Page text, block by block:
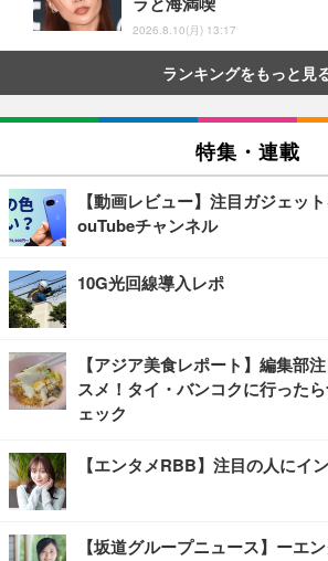
2026.8.10(月) 13:17
ランキングをもっと見
特集・連載
【動画レビュー】注目ガジェッ
ouTubeチャンネル
10G光回線導入レポ
【アジア美食レポート】編集部
スメ！タイ・バンコクに行った
ェック
【エンタメRBB】注目の人にイ
【坂道グループニュース】ーエ